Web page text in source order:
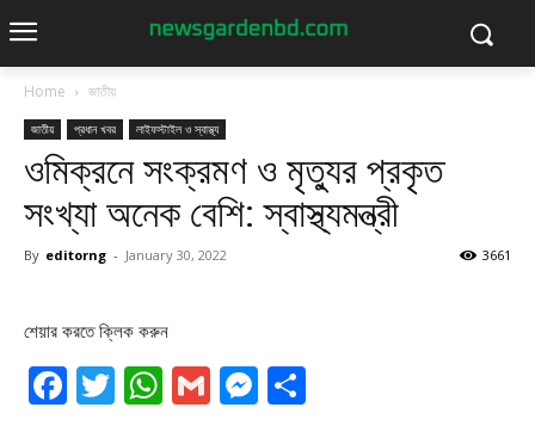
Home জাতীয়
জাতীয় প্রধান খবর লাইফস্টাইল ও স্বাস্থ্য
ওমিক্রনে সংক্রমণ ও মৃত্যুর প্রকৃত
সংখ্যা অনেক বেশি: স্বাস্থ্যমন্ত্রী
By editorng - January 30, 2022 3661
শেয়ার করতে ক্লিক করুন
Facebook
Twitter
WhatsApp
GmailMessenger